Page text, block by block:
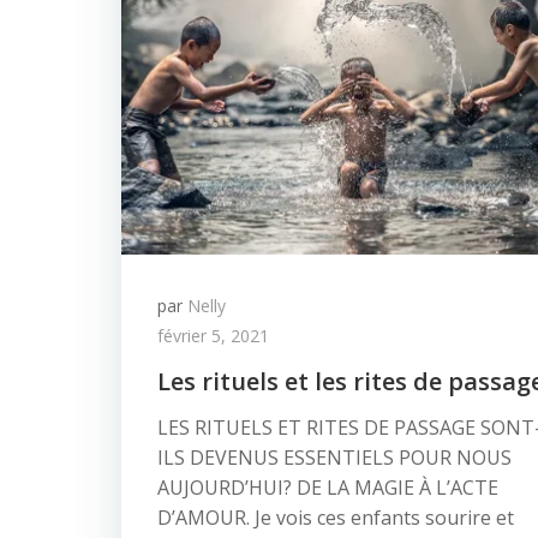
par Nelly
février 5, 2021
Les rituels et les rites de
LES RITUELS ET RITES DE PASSAGE
ILS DEVENUS ESSENTIELS POUR NOUS
AUJOURD’HUI? DE LA MAGIE À L’ACTE
D’AMOUR. Je vois ces enfants sourire et